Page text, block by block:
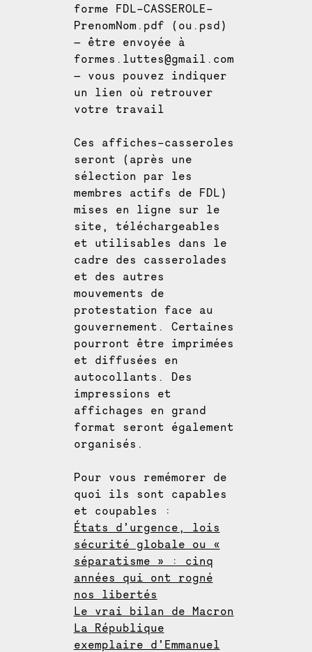
forme FDL-CASSEROLE-
PrenomNom.pdf (ou.psd)
— être envoyée à
formes.luttes@gmail.com
— vous pouvez indiquer
un lien où retrouver
votre travail
Ces affiches-casseroles
seront (après une
sélection par les
membres actifs de FDL)
mises en ligne sur le
site, téléchargeables
et utilisables dans le
cadre des casserolades
et des autres
mouvements de
protestation face au
gouvernement. Certaines
pourront être imprimées
et diffusées en
autocollants. Des
impressions et
affichages en grand
format seront également
organisés.
Pour vous remémorer de
quoi ils sont capables
et coupables :
États d’urgence, lois
sécurité globale ou «
séparatisme » : cinq
années qui ont rogné
nos libertés
Le vrai bilan de Macron
La République
exemplaire d’Emmanuel